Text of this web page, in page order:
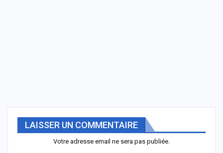
LAISSER UN COMMENTAIRE
Votre adresse email ne sera pas publiée.